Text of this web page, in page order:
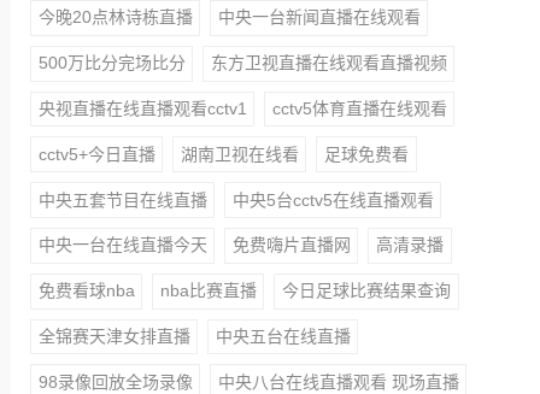
今晚20点林诗栋直播 中央一台新闻直播在线观看
500万比分完场比分 东方卫视直播在线观看直播视频
央视直播在线直播观看cctv1 cctv5体育直播在线观看
cctv5+今日直播 湖南卫视在线看 足球免费看
中央五套节目在线直播 中央5台cctv5在线直播观看
中央一台在线直播今天 免费嗨片直播网 高清录播
免费看球nba nba比赛直播 今日足球比赛结果查询
全锦赛天津女排直播 中央五台在线直播
98录像回放全场录像 中央八台在线直播观看 现场直播